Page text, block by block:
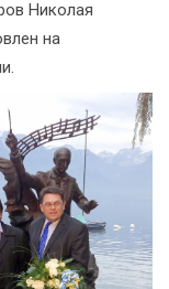
Николая
на